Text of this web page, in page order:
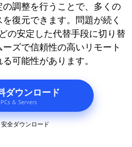
調整を行うことで、多くの
復元できます。問題が続く
の安定した代替手段に切り替
ズで信頼性の高いリモート
可能性があります。
ダウンロード
& Servers
安全ダウンロード